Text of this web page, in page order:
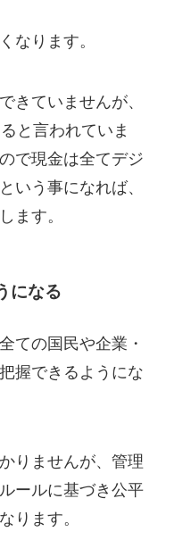
なります。
きていませんが、
と言われていま
で現金は全てデジ
いう事になれば、
ます。
になる
ての国民や企業・
握できるようにな
りませんが、管理
ールに基づき公平
ります。